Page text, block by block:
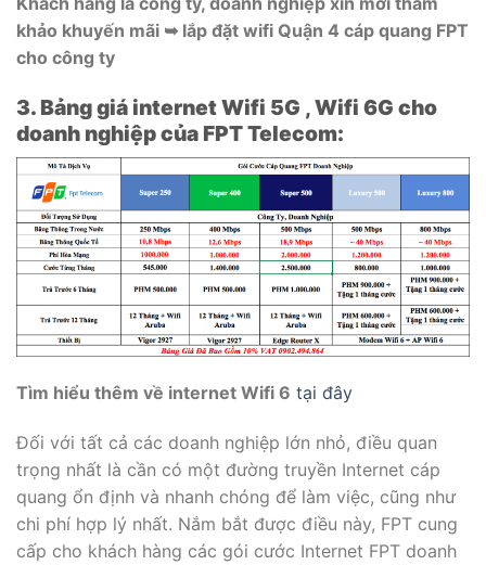
khảo khuyến mãi ➥ lắp đặt wifi Quận 4 cáp quang FPT
cho công ty
3. Bảng giá internet Wifi 5G , Wifi 6G cho
doanh nghiệp của FPT Telecom:
Tìm hiểu thêm về internet Wifi 6 tại đây
Đối với tất cả các doanh nghiệp lớn nhỏ, điều quan
trọng nhất là cần có một đường truyền Internet cáp
quang ổn định và nhanh chóng để làm việc, cũng như
chi phí hợp lý nhất. Nắm bắt được điều này, FPT cung
cấp cho khách hàng các gói cước Internet FPT doanh